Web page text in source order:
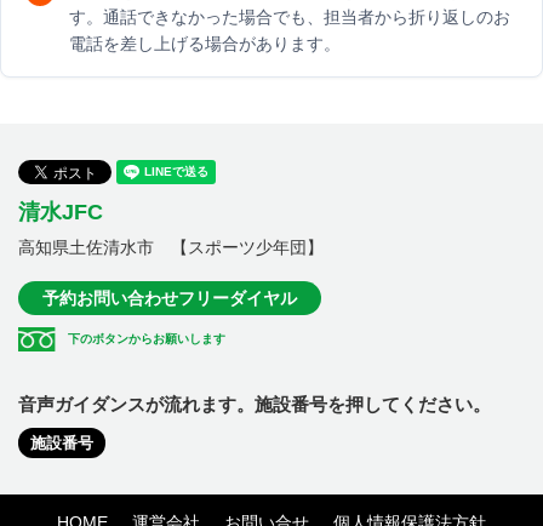
す。通話できなかった場合でも、担当者から折り返しのお
電話を差し上げる場合があります。
清水JFC
高知県土佐清水市 【スポーツ少年団】
予約お問い合わせフリーダイヤル
下のボタンからお願いします
音声ガイダンスが流れます。施設番号を押してください。
施設番号
HOME 運営会社 お問い合せ
個人情報保護法方針